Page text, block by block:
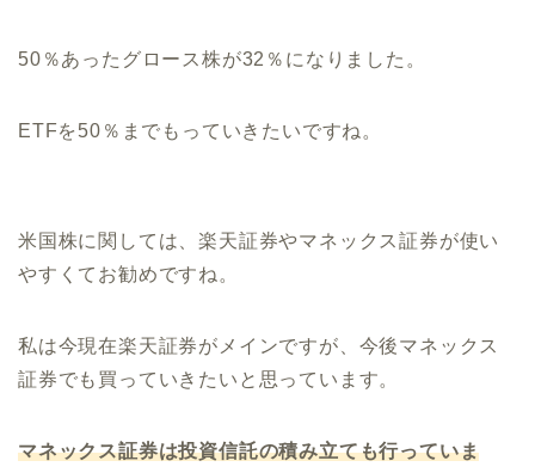
50％あったグロース株が32％になりました。
ETFを50％までもっていきたいですね。
米国株に関しては、楽天証券やマネックス証券が使い
やすくてお勧めですね。
私は今現在楽天証券がメインですが、今後マネックス
証券でも買っていきたいと思っています。
マネックス証券は投資信託の積み立ても行っていま